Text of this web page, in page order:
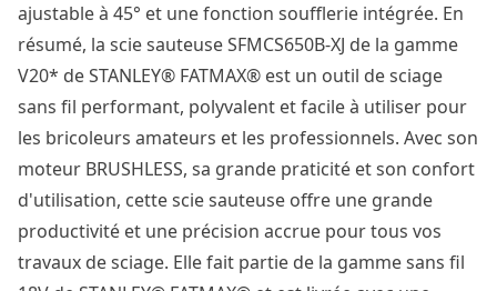
ajustable à 45° et une fonction soufflerie intégrée. En
résumé, la scie sauteuse SFMCS650B-XJ de la gamme
V20* de STANLEY® FATMAX® est un outil de sciage
sans fil performant, polyvalent et facile à utiliser pour
les bricoleurs amateurs et les professionnels. Avec son
moteur BRUSHLESS, sa grande praticité et son confort
d'utilisation, cette scie sauteuse offre une grande
productivité et une précision accrue pour tous vos
travaux de sciage. Elle fait partie de la gamme sans fil